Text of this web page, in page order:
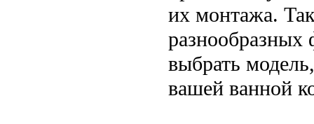
их монтажа.
разнообразных
выбрать
вашей ванной